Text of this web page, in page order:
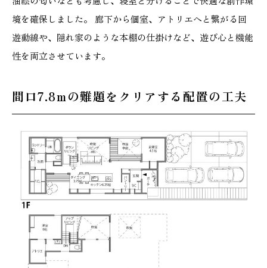
境を確保しました。 廊下から個室、アトリエへと繋がる回
遊動線や、隠れ家のような本棚の仕掛けなど、遊び心と機能
性を両立させています。
間口7.8mの難題をクリアする配置の工夫